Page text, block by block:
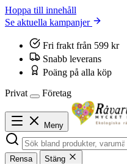
Hoppa till innehåll
Se aktuella kampanjer
Fri frakt från 599 kr
Snabb leverans
Poäng på alla köp
Privat
Företag
Meny
Rensa Stäng